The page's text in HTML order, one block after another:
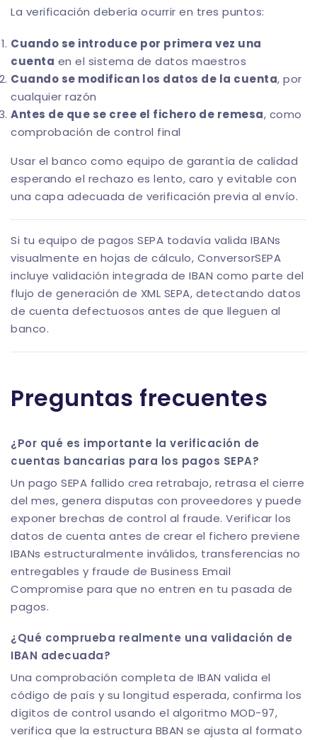
La verificación debería ocurrir en tres puntos:
Cuando se introduce por primera vez una
cuenta en el sistema de datos maestros
Cuando se modifican los datos de la cuenta, por
cualquier razón
Antes de que se cree el fichero de remesa, como
comprobación de control final
Usar el banco como equipo de garantía de calidad
esperando el rechazo es lento, caro y evitable con
una capa adecuada de verificación previa al envío.
Si tu equipo de pagos SEPA todavía valida IBANs
visualmente en hojas de cálculo, ConversorSEPA
incluye validación integrada de IBAN como parte del
flujo de generación de XML SEPA, detectando datos
de cuenta defectuosos antes de que lleguen al
banco.
Preguntas frecuentes
¿Por qué es importante la verificación de
cuentas bancarias para los pagos SEPA?
Un pago SEPA fallido crea retrabajo, retrasa el cierre
del mes, genera disputas con proveedores y puede
exponer brechas de control al fraude. Verificar los
datos de cuenta antes de crear el fichero previene
IBANs estructuralmente inválidos, transferencias no
entregables y fraude de Business Email
Compromise para que no entren en tu pasada de
pagos.
¿Qué comprueba realmente una validación de
IBAN adecuada?
Una comprobación completa de IBAN valida el
código de país y su longitud esperada, confirma los
dígitos de control usando el algoritmo MOD-97,
verifica que la estructura BBAN se ajusta al formato